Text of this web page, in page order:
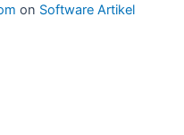
on Software Artikel